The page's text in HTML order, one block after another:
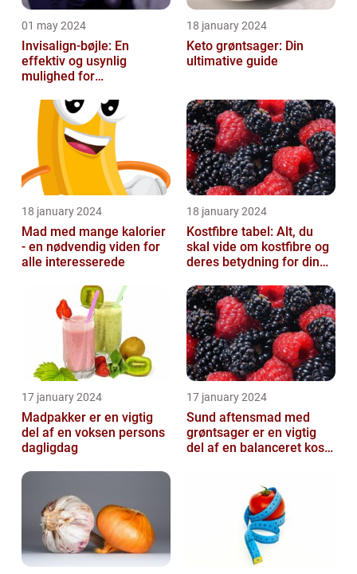
01 may 2024
Invisalign-bøjle: En
effektiv og usynlig
mulighed for
18 january 2024
Keto grøntsager: Din
ultimative guide
18 january 2024
Mad med mange kalorier
- en nødvendig viden for
alle interesserede
18 january 2024
Kostfibre tabel: Alt, du
skal vide om kostfibre og
deres betydning for din
17 january 2024
Madpakker er en vigtig
del af en voksen persons
dagligdag
17 january 2024
Sund aftensmad med
grøntsager er en vigtig
del af en balanceret kost,